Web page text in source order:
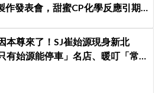
作發表會，甜蜜CP化學反應引期
本尊來了！SJ崔始源現身新北
只有始源能停車」名店、暖叮「常